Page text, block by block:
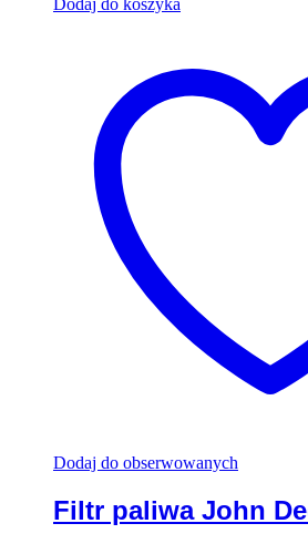
Dodaj do koszyka
Dodaj do obserwowanych
Filtr paliwa John